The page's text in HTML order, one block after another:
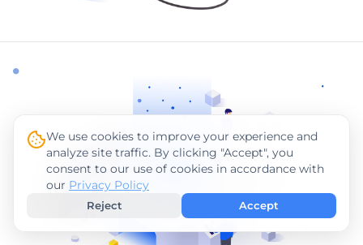
We use cookies to improve your experience and
analyze site traffic. By clicking "Accept", you
consent to our use of cookies in accordance with
our Privacy Policy
Reject Accept